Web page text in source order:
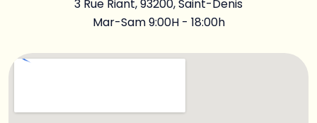
3 Rue Riant, 93200, Saint-Denis
Mar-Sam 9:00H - 18:00h